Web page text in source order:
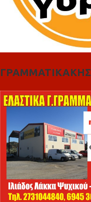
ΓΡΑΜΜΑΤΙΚΑΚΗΣ